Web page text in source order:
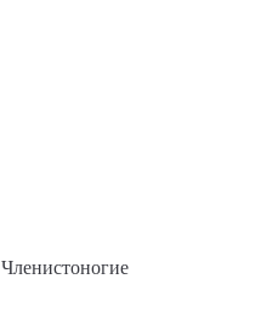
Членистоногие